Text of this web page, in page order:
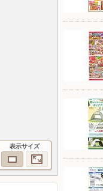
表示サイズ